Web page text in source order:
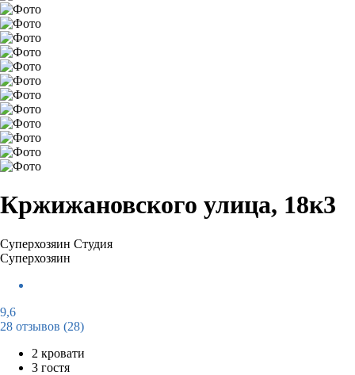
Кржижановского улица, 18к3
Суперхозяин Студия
Суперхозяин
9,6
28 отзывов (28)
2 кровати
3 гостя